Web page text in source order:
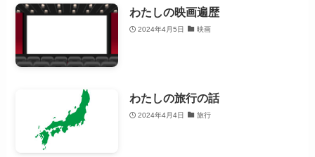
わたしの映画遍歴
2024年4月5日 映画
わたしの旅行の話
2024年4月4日 旅行